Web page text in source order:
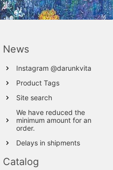
News
Instagram @darunkvita
Product Tags
Site search
We have reduced the
minimum amount for an
order.
Delays in shipments
Catalog